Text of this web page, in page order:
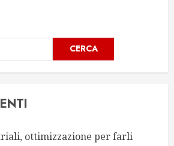
CERCA
ottimizzazione per farli